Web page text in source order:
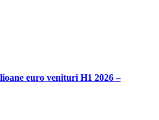
euro venituri H1 2026 –